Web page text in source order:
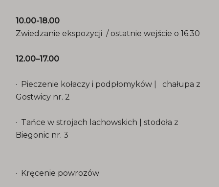
10.00-18.00
Zwiedzanie ekspozycji / ostatnie wejście o 16.30
12.00–17.00
· Pieczenie kołaczy i podpłomyków | chałupa z
Gostwicy nr. 2
· Tańce w strojach lachowskich | stodoła z
Biegonic nr. 3
· Kręcenie powrozów